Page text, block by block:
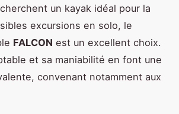
un kayak idéal pour la
excursions en solo, le
FALCON est un excellent choix.
et sa maniabilité en font une
convenant notamment aux